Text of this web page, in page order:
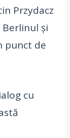
Przydacz
Berlinul și
punct de
cu